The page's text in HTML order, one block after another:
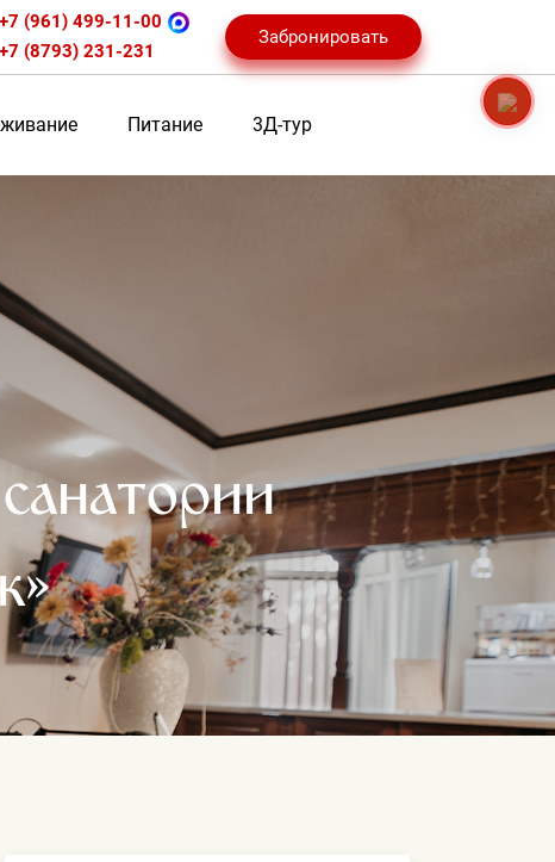
+7 (961) 499-11-00
+7 (8793) 231-231
Забронировать
Питание 3Д-тур